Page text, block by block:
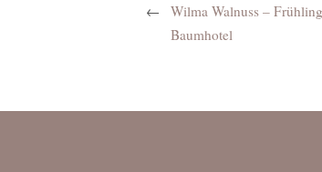
←
Wilma Walnuss –
Baumhotel